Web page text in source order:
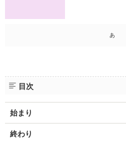
あ
目次
始まり
終わり